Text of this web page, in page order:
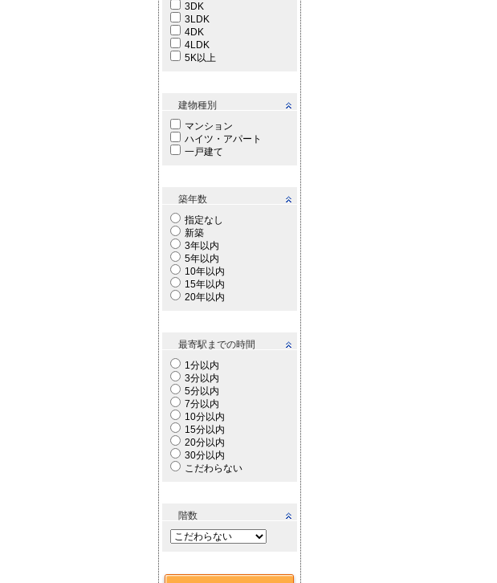
3DK
3LDK
4DK
4LDK
5K以上
建物種別
マンション
ハイツ・アパート
一戸建て
築年数
指定なし
新築
3年以内
5年以内
10年以内
15年以内
20年以内
最寄駅までの時間
1分以内
3分以内
5分以内
7分以内
10分以内
15分以内
20分以内
30分以内
こだわらない
階数